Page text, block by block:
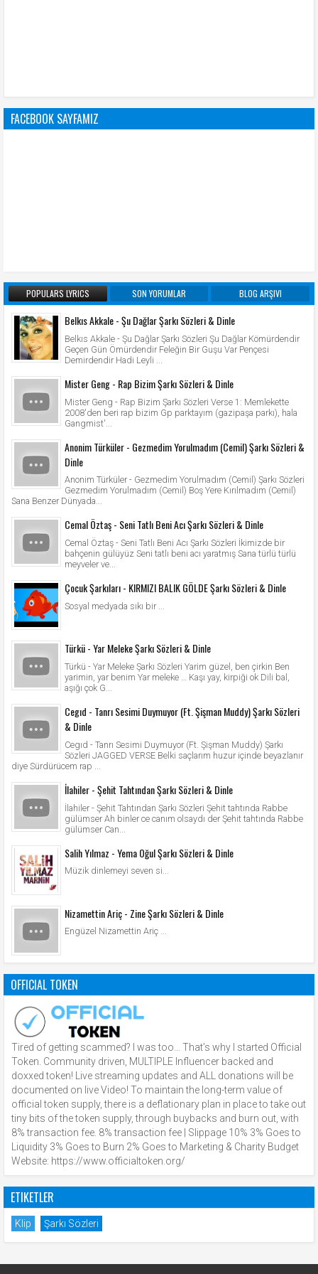
FACEBOOK SAYFAMIZ
POPULARS LYRICS SON YORUMLAR BLOG ARŞIVI
Belkıs Akkale - Şu Dağlar Şarkı Sözleri & Dinle
Belkıs Akkale - Şu Dağlar Şarkı Sözleri Şu Dağlar Kömürdendir
Geçen Gün Ömürdendir Feleğin Bir Guşu Var Pençesi
Demirdendir Hadi Leyli ...
Mister Geng - Rap Bizim Şarkı Sözleri & Dinle
Mister Geng - Rap Bizim Şarkı Sözleri Verse 1: Memlekette
2008'den beri rap bizim Gp parktayım (gazipaşa parkı), hala
Gangmist'...
Anonim Türküler - Gezmedim Yorulmadım (Cemil) Şarkı Sözleri &
Dinle
Anonim Türküler - Gezmedim Yorulmadım (Cemil) Şarkı Sözleri
Gezmedim Yorulmadım (Cemil) Boş Yere Kırılmadım (Cemil)
Sana Benzer Dünyada...
Cemal Öztaş - Seni Tatlı Beni Acı Şarkı Sözleri & Dinle
Cemal Öztaş - Seni Tatlı Beni Acı Şarkı Sözleri İkimizde bir
bahçenin gülüyüz Seni tatlı beni acı yaratmış Sana türlü türlü
meyveler ve...
Çocuk Şarkıları - KIRMIZI BALIK GÖLDE Şarkı Sözleri & Dinle
Sosyal medyada sıkı bir ...
Türkü - Yar Meleke Şarkı Sözleri & Dinle
Türkü - Yar Meleke Şarkı Sözleri Yarim güzel, ben çirkin Ben
yarimin, yar benim Yar meleke … Kaşı yay, kirpiği ok Dili bal,
aşığı çok G...
Cegıd - Tanrı Sesimi Duymuyor (Ft. Şişman Muddy) Şarkı Sözleri
& Dinle
Cegıd - Tanrı Sesimi Duymuyor (Ft. Şişman Muddy) Şarkı
Sözleri JAGGED VERSE Belki saçlarım huzur içinde beyazlanır
diye Sürdürücem rap ...
İlahiler - Şehit Tahtından Şarkı Sözleri & Dinle
İlahiler - Şehit Tahtından Şarkı Sözleri Şehit tahtında Rabbe
gülümser Ah binler ce canım olsaydı der Şehit tahtında Rabbe
gülümser Can...
Salih Yılmaz - Yema Oğul Şarkı Sözleri & Dinle
Müzik dinlemeyi seven si...
Nizamettin Ariç - Zine Şarkı Sözleri & Dinle
Engüzel Nizamettin Ariç ...
OFFICIAL TOKEN
Tired of getting scammed? I was too… That’s why I started Official
Token. Community driven, MULTIPLE Influencer backed and
doxxed token! Live streaming updates and ALL donations will be
documented on live Video! To maintain the long-term value of
official token supply, there is a deflationary plan in place to take out
tiny bits of the token supply, through buybacks and burn out, with
8% transaction fee. 8% transaction fee | Slippage 10% 3% Goes to
Liquidity 3% Goes to Burn 2% Goes to Marketing & Charity Budget
Website: https://www.officialtoken.org/
ETIKETLER
Klip Şarkı Sözleri